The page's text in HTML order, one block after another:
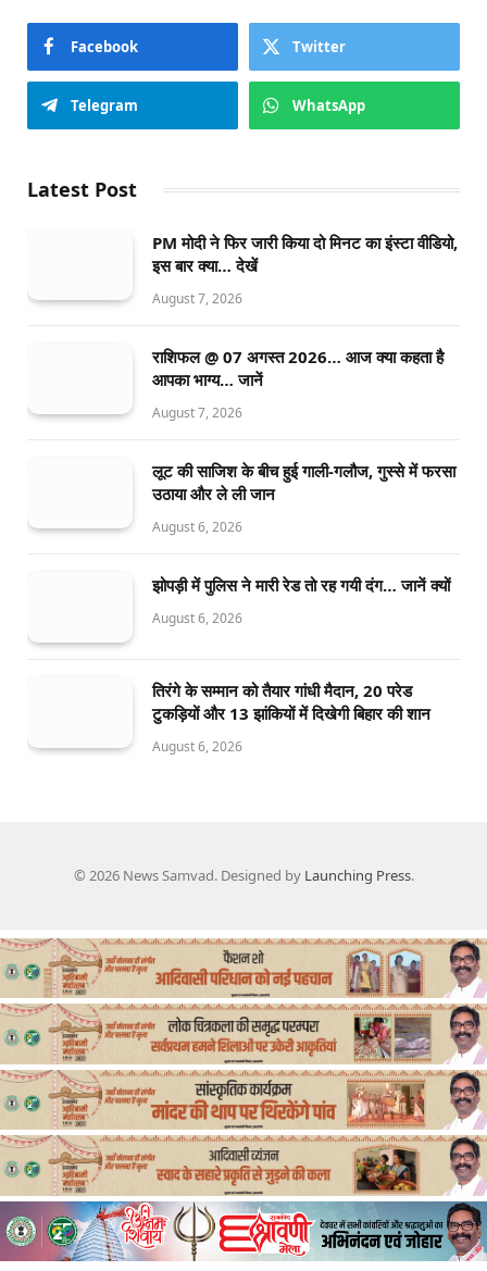
Facebook Twitter
Telegram WhatsApp
Latest Post
PM मोदी ने फिर जारी किया दो मिनट का इंस्टा वीडियो,
इस बार क्या… देखें
August 7, 2026
राशिफल @ 07 अगस्त 2026… आज क्या कहता है
आपका भाग्य… जानें
August 7, 2026
लूट की साजिश के बीच हुई गाली-गलौज, गुस्से में फरसा
उठाया और ले ली जान
August 6, 2026
झोपड़ी में पुलिस ने मारी रेड तो रह गयी दंग… जानें क्यों
August 6, 2026
तिरंगे के सम्मान को तैयार गांधी मैदान, 20 परेड
टुकड़ियों और 13 झांकियों में दिखेगी बिहार की शान
August 6, 2026
© 2026 News Samvad. Designed by Launching Press.